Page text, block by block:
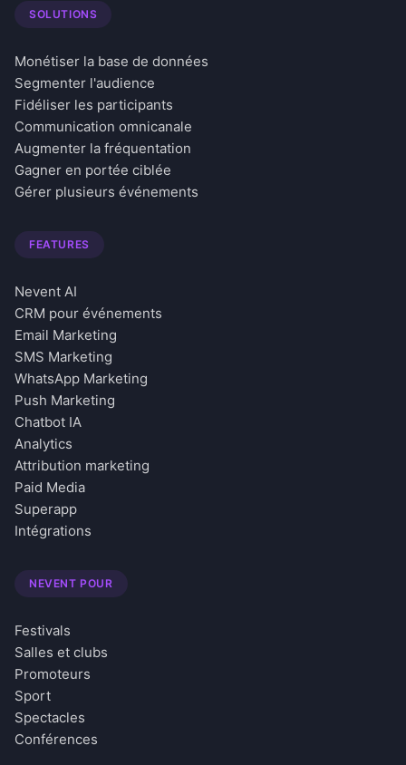
SOLUTIONS
Monétiser la base de données
Segmenter l'audience
Fidéliser les participants
Communication omnicanale
Augmenter la fréquentation
Gagner en portée ciblée
Gérer plusieurs événements
FEATURES
Nevent AI
CRM pour événements
Email Marketing
SMS Marketing
WhatsApp Marketing
Push Marketing
Chatbot IA
Analytics
Attribution marketing
Paid Media
Superapp
Intégrations
NEVENT POUR
Festivals
Salles et clubs
Promoteurs
Sport
Spectacles
Conférences